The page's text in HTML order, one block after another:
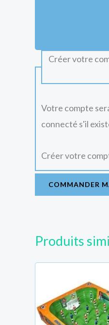
Créer votre
Votre compte
connecté s'il
Créer votre
COMMANDER
Produits